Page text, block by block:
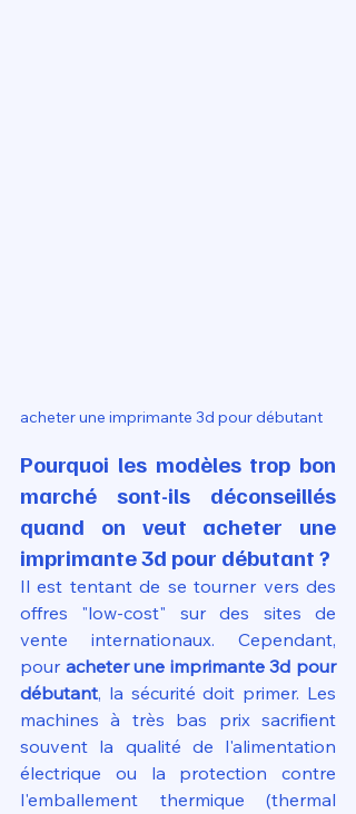
acheter une imprimante 3d pour débutant
Pourquoi les modèles trop bon
marché sont-ils déconseillés
quand on veut acheter une
imprimante 3d pour débutant ?
Il est tentant de se tourner vers des
offres "low-cost" sur des sites de
vente internationaux. Cependant,
pour acheter une imprimante 3d pour
débutant, la sécurité doit primer. Les
machines à très bas prix sacrifient
souvent la qualité de l'alimentation
électrique ou la protection contre
l'emballement thermique (thermal